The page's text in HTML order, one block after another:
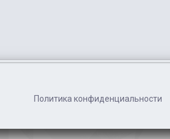
Политика конфиденциальности